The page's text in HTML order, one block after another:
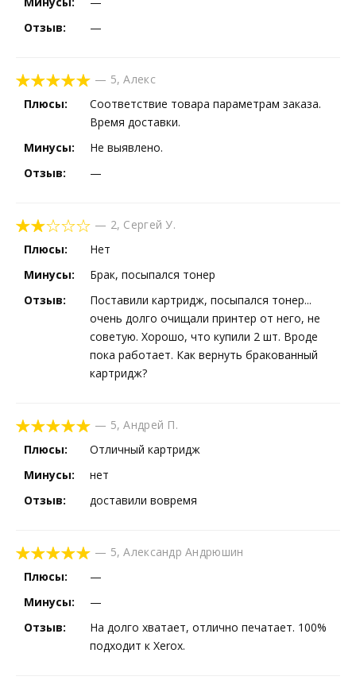
Отзыв:
—
— 5,Алекс
Плюсы:
Соответствие товара параметрам заказа.
Время доставки.
Минусы:
Не выявлено.
Отзыв:
—
— 2, Сергей У.
Плюсы:
Нет
Минусы:
Брак, посыпался тонер
Отзыв:
Поставили картридж, посыпался тонер...
очень долго очищали принтер от него, не
советую. Хорошо, что купили 2 шт. Вроде
пока работает. Как вернуть бракованный
картридж?
— 5,Андрей П.
Плюсы:
Отличный картридж
Минусы:
нет
Отзыв:
доставили вовремя
— 5,Александр Андрюшин
Плюсы:
—
Минусы:
—
Отзыв:
На долго хватает, отлично печатает. 100%
подходит к Xerox.